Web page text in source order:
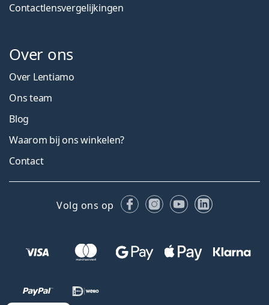
Contactlensvergelijkingen
Over ons
Over Lentiamo
Ons team
Blog
Waarom bij ons winkelen?
Contact
Volg ons op FacebookInstagram
YouTubeLinkedIn